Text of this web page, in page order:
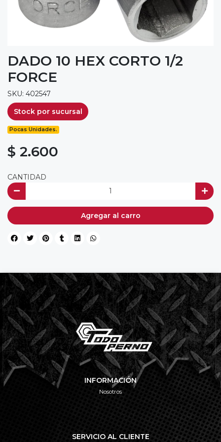
DADO 10 HEX CORTO 1/2
FORCE
SKU: 402547
Stock por sucursal
Pocas Unidades.
$ 2.600
CANTIDAD
Agregar al carro
INFORMACIÓN
Nosotros
SERVICIO AL CLIENTE